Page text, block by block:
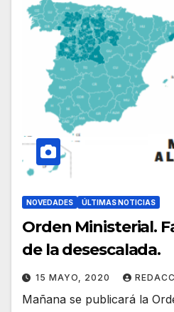
NOVEDADES ÚLTIMAS NOTICIAS
Orden Ministerial.
de la desescalada.
15 MAYO, 2020
Mañana se publicará la